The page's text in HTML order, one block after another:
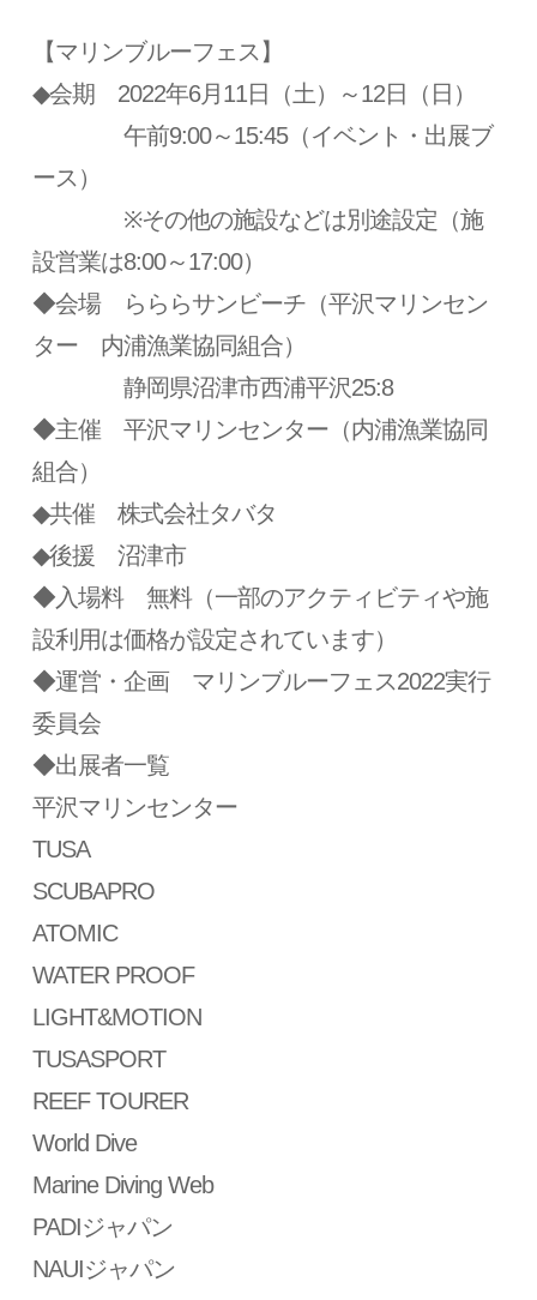
【マリンブルーフェス】
◆会期 2022年6月11日（土）～12日（日）
午前9:00～15:45（イベント・出展ブ
ース）
※その他の施設などは別途設定（施
設営業は8:00～17:00）
◆会場 らららサンビーチ（平沢マリンセン
ター 内浦漁業協同組合）
静岡県沼津市西浦平沢25:8
◆主催 平沢マリンセンター（内浦漁業協同
組合）
◆共催 株式会社タバタ
◆後援 沼津市
◆入場料 無料（一部のアクティビティや施
設利用は価格が設定されています）
◆運営・企画 マリンブルーフェス2022実行
委員会
◆出展者一覧
平沢マリンセンター
TUSA
SCUBAPRO
ATOMIC
WATER PROOF
LIGHT&MOTION
TUSASPORT
REEF TOURER
World Dive
Marine Diving Web
PADIジャパン
NAUIジャパン